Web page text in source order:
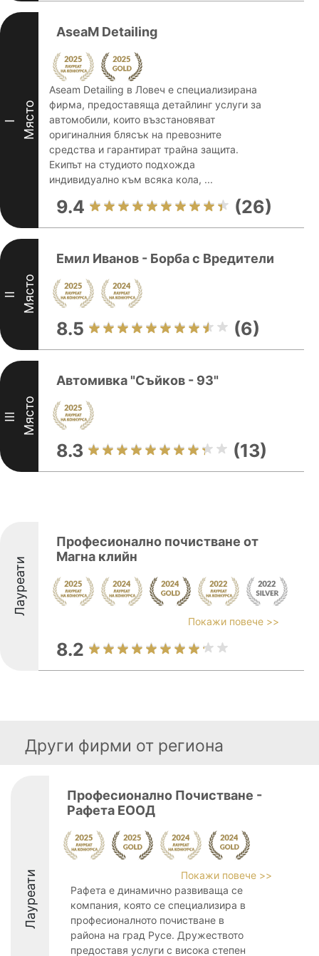
I Място
AseaM Detailing
Aseam Detailing в Ловеч е специализирана
фирма, предоставяща детайлинг услуги за
автомобили, които възстановяват
оригиналния блясък на превозните
средства и гарантират трайна защита.
Екипът на студиото подхожда
индивидуално към всяка кола, ...
9.4 (26)
II Място
Емил Иванов - Борба с Вредители
8.5 (6)
III Място
Автомивка "Съйков - 93"
8.3 (13)
Лауреати
Професионално почистване от
Магна клийн
Покажи повече >>
8.2
Други фирми от региона
Лауреати
Професионално Почистване -
Рафета ЕООД
Покажи повече >>
Рафета е динамично развиваща се
компания, която се специализира в
професионалното почистване в
района на град Русе. Дружеството
предоставя услуги с висока степен